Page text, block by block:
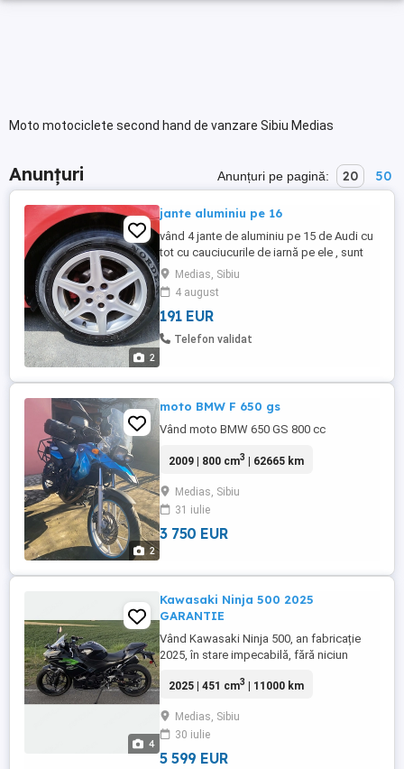
Moto motociclete second hand de vanzare Sibiu Medias
Anunțuri Anunțuri pe pagină: 20 50
2
jante aluminiu pe 16
vând 4 jante de aluminiu pe 15 de Audi cu
tot cu cauciucurile de iarnă pe ele , sunt
compatibile și cu Wolswaghen si Skoda ,
ridicare doar personală , tel
Medias, Sibiu
4 august
191 EUR
Telefon validat
2
moto BMW F 650 gs
Vând moto BMW 650 GS 800 cc
2009 | 800 cm3 | 62665 km
Medias, Sibiu
31 iulie
3 750 EUR
4
Kawasaki Ninja 500 2025
GARANTIE
Vând Kawasaki Ninja 500, an fabricație
2025, în stare impecabilă, fără niciun
are doar 10.000 km reali și se află încă în
fiabil și economic Funcționare perfectă,
fără probleme tehnice Nu necesită nicio
investiție Întreținută ...
2025 | 451 cm3 | 11000 km
Medias, Sibiu
30 iulie
5 599 EUR